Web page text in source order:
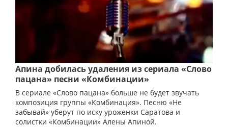
Апина добилась удаления из сериала «Слово
пацана» песни «Комбинации»
В сериале «Слово пацана» больше не будет звучать
композиция группы «Комбинация». Песню «Не
забывай» уберут по иску уроженки Саратова и
солистки «Комбинации» Алены Апиной.